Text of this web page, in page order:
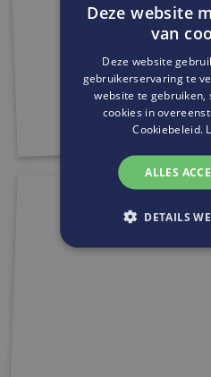
Deze website
van
Deze website
gebruikerservaring te
website te gebruiken,
cookies in
Cookiebeleid.
ALLES
DETAILS